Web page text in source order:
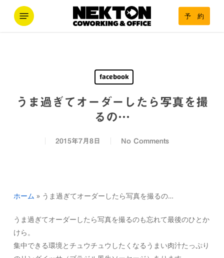
予 約
Menu
facebook
うま過ぎてオーダーしたら写真を撮
るの…
2015年7月8日 No Comments
ホーム » うま過ぎてオーダーしたら写真を撮るの…
うま過ぎてオーダーしたら写真を撮るのも忘れて最後のひとか
けら。
集中できる環境とチュウチュウしたくなるうまい肉汁たっぷり